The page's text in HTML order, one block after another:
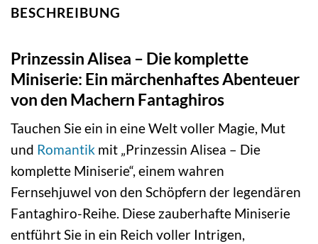
BESCHREIBUNG
Prinzessin Alisea – Die komplette
Miniserie: Ein märchenhaftes Abenteuer
von den Machern Fantaghiros
Tauchen Sie ein in eine Welt voller Magie, Mut
und Romantik mit „Prinzessin Alisea – Die
komplette Miniserie“, einem wahren
Fernsehjuwel von den Schöpfern der legendären
Fantaghiro-Reihe. Diese zauberhafte Miniserie
entführt Sie in ein Reich voller Intrigen,